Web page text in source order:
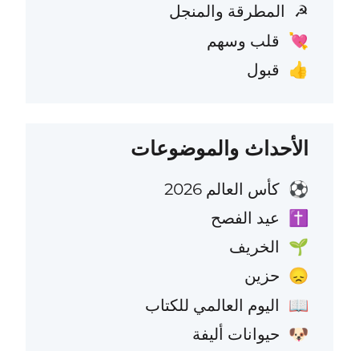
☭ المطرقة والمنجل
💘 قلب وسهم
👍 قبول
الأحداث والموضوعات
⚽ كأس العالم 2026
✝️ عيد الفصح
🌱 الخريف
😞 حزين
📖 اليوم العالمي للكتاب
🐶 حيوانات أليفة